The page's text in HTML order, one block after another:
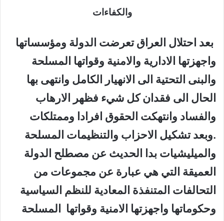
والكفاءات
بعد احتلال العراق تعرضت الدولة ومؤسساتها
واجهزتها الادارية والامنية وقواتها المسلحة
والبنى التحتية الى الانهيار الكامل وانتهى بها
الحال الى فقدان كل شيء فظهر الارهاب
والفساد وانتهكت الحقوق افرادا وممتلكات
.وبعد تشكيل الاحزاب والتنظيمات المسلحة
والميليشيات بدا الحديث عن مصطلح الدولة
العميقة التي هي عبارة عن مجموعات من
التحالفات المتنفذة المعادية للنظم السياسية
وحكوماتها واجهزتها الامنية وقواتها المسلحة